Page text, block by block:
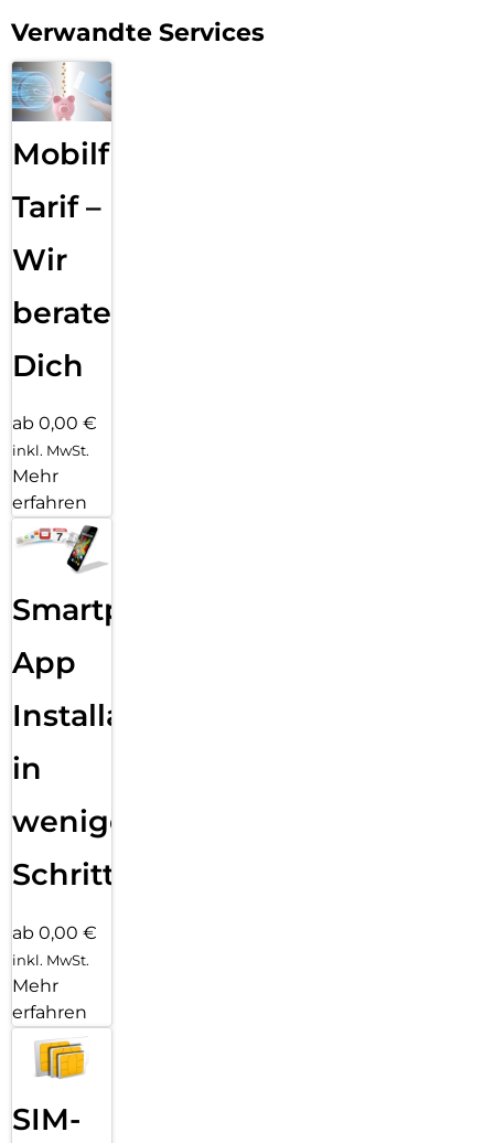
Verwandte Services
Mobilfunk
Tarif –
Wir
beraten
Dich
ab 0,00 €
inkl. MwSt.
Mehr
erfahren
Smartphone
App
Installation
in
wenigen
Schritten
ab 0,00 €
inkl. MwSt.
Mehr
erfahren
SIM-